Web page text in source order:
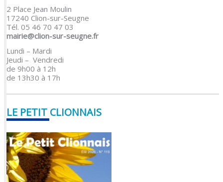
2 Place Jean Moulin
17240 Clion-sur-Seugne
Tél. 05 46 70 47 03
mairie@clion-sur-seugne.fr
Lundi – Mardi
Jeudi – Vendredi
de 9h00 à 12h
de 13h30 à 17h
LE PETIT CLIONNAIS